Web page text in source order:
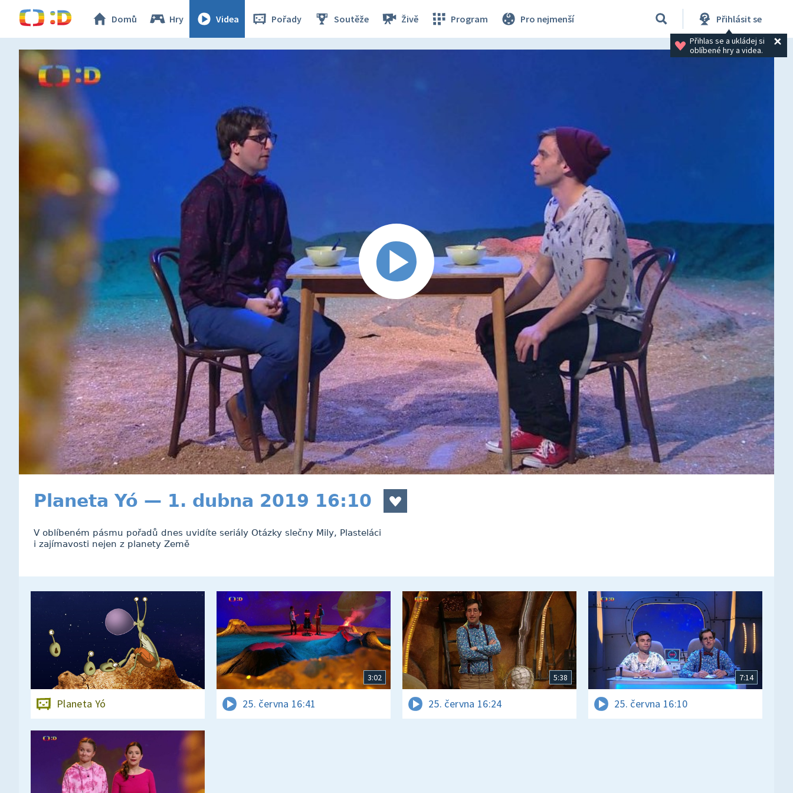
Domů Hry Videa Pořady Soutěže Živě Program Pro nejmenší Přihlásit se
Přihlas se a ukládej si
oblíbené hry a videa.
Planeta Yó — 1. dubna 2019 16:10
V oblíbeném pásmu pořadů dnes uvidíte seriály Otázky slečny Mily, Plasteláci
i zajímavosti nejen z planety Země
Planeta Yó
3:02
25. června 16:41
5:38
25. června 16:24
7:14
25. června 16:10